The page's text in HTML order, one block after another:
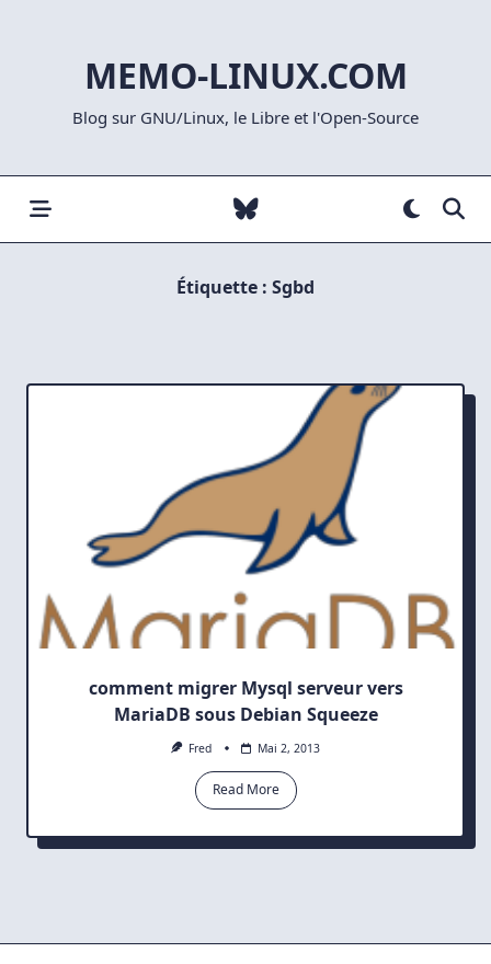
MEMO-LINUX.COM
Blog sur GNU/Linux, le Libre et l'Open-Source
Étiquette : Sgbd
comment migrer Mysql serveur vers
MariaDB sous Debian Squeeze
Fred Mai 2, 2013
Read More